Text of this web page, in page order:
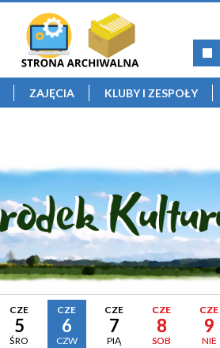
ZAJĘCIA KLUBY I ZESPOŁY
CZE
5
ŚRO
CZE
6
CZW
CZE
7
PIĄ
CZE
8
SOB
CZE
9
NIE